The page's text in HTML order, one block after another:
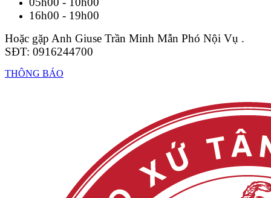
16h00 - 19h00
Hoặc gặp Anh Giuse Trần Minh Mẫn Phó Nội Vụ .
SĐT: 0916244700
THÔNG BÁO